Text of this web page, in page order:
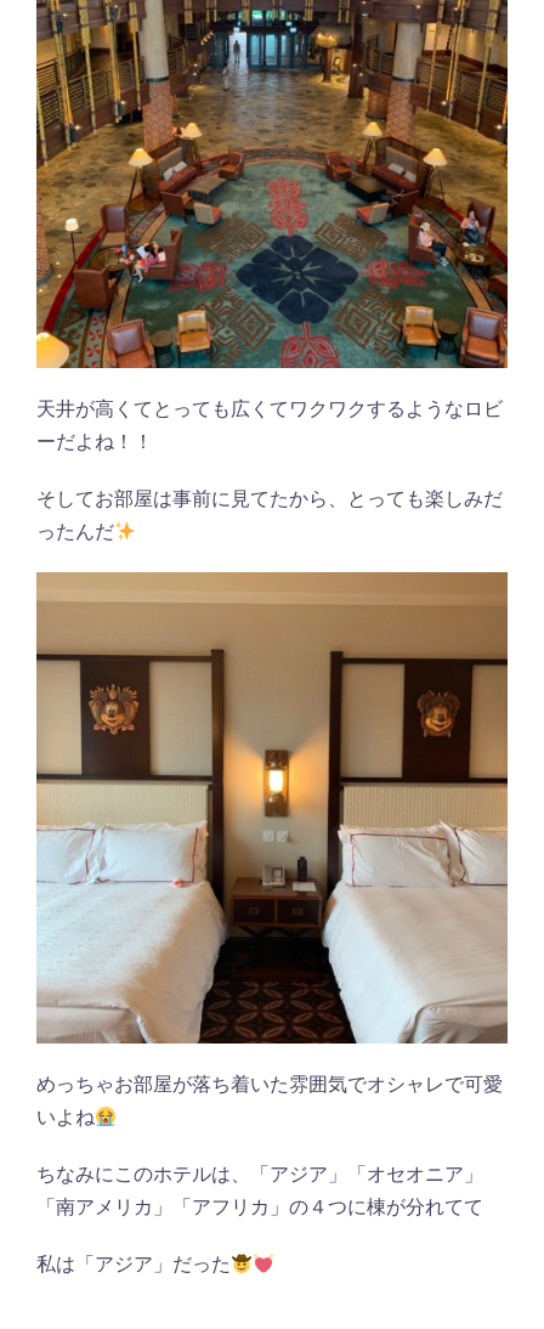
天井が高くてとっても広くてワクワクするようなロビ
ーだよね！！
そしてお部屋は事前に見てたから、とっても楽しみだ
ったんだ
めっちゃお部屋が落ち着いた雰囲気でオシャレで可愛
いよね
ちなみにこのホテルは、「アジア」「オセオニア」
「南アメリカ」「アフリカ」の４つに棟が分れてて
私は「アジア」だった